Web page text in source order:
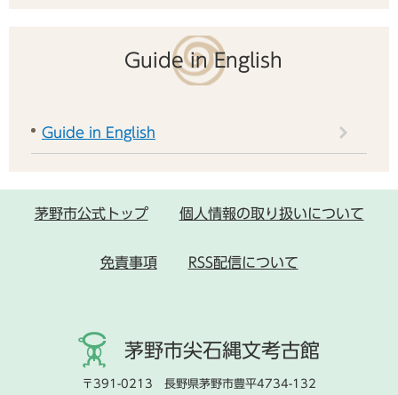
Guide in English
Guide in English
茅野市公式トップ 個人情報の取り扱いについて
免責事項 RSS配信について
茅野市尖石縄文考古館
〒391-0213 長野県茅野市豊平4734-132